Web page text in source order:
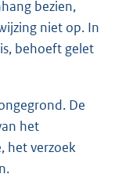
bezien,
niet op. In
behoeft gelet
De
het
het verzoek